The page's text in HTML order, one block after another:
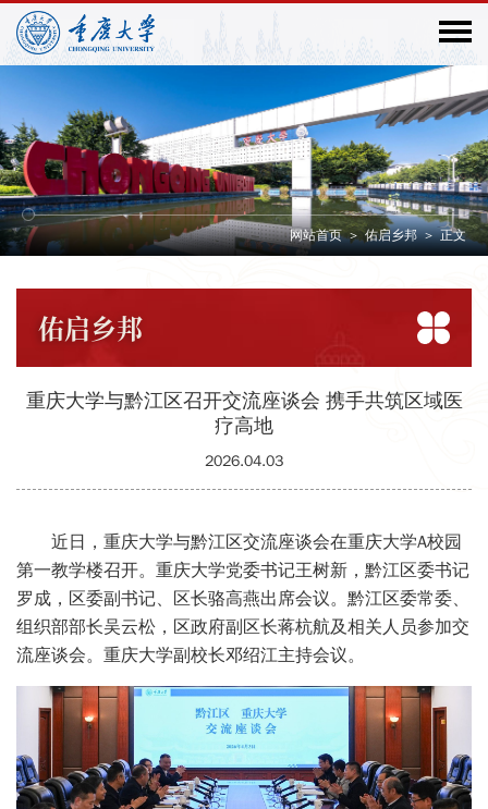
网站首页 >佑启乡邦 >正文
佑启乡邦
重庆大学与黔江区召开交流座谈会 携手共筑区域医
疗高地
2026.04.03
近日，重庆大学与黔江区交流座谈会在重庆大学A校园
第一教学楼召开。重庆大学党委书记王树新，黔江区委书记
罗成，区委副书记、区长骆高燕出席会议。黔江区委常委、
组织部部长吴云松，区政府副区长蒋杭航及相关人员参加交
流座谈会。重庆大学副校长邓绍江主持会议。